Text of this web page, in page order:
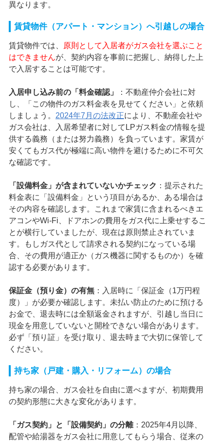
異なります。
賃貸物件（アパート・マンション）へ引越しの場合
賃貸物件では、
原則として入居者がガス会社を選ぶこと
はできませんが、契約内容を事前に把握し、納得した上
で入居することは可能です。
入居申し込み前の「料金確認」
：不動産仲介会社に対
し、「この物件のガス料金表を見せてください」と依頼
しましょう。 2024年7月の法改正により、不動産会社や
ガス会社は、入居希望者に対してLPガス料金の情報を提
供する義務（または努力義務）を負っています。家賃が
安くてもガス代が極端に高い物件を避けるために不可欠
な確認です。
「設備料金」が含まれていないかチェック ：提示された
料金表に「設備料金」という項目があるか、ある場合は
その内容を確認します。これまで家賃に含まれるべきエ
アコンやWi-Fi、ドアホンの費用をガス代に上乗せするこ
とが横行していましたが、現在は原則禁止されていま
す。もしガス代として請求される契約になっている場
合、その費用が適正か（ガス機器に関するものか）を確
認する必要があります。
保証金（預り金）の有無：入居時に「保証金（1万円程
度）」が必要か確認します。未払い防止のために預ける
お金で、退去時には全額返金されますが、引越し当日に
現金を用意していないと開栓できない場合があります。
必ず「預り証」を受け取り、退去時まで大切に保管して
ください。
持ち家（戸建・購入・リフォーム）の場合
持ち家の場合、ガス会社を自由に選べますが、初期費用
の契約形態に大きな変化があります。
「ガス契約」と「設備契約」の分離：2025年4月以降、
配管や給湯器をガス会社に用意してもらう場合、従来の